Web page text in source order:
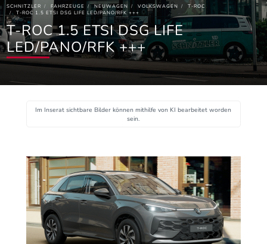
EU Data Act
SCHNITZLER FAHRZEUGE NEUWAGEN VOLKSWAGEN
T-ROC
T-ROC 1.5 ETSI DSG LIFE LED/PANO/RFK +++
T-ROC 1.5 ETSI DSG LIFE
LED/PANO/RFK +++
Im Inserat sichtbare Bilder können mithilfe von KI bearbeitet worden
sein.